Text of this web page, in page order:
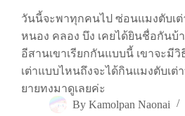
วันนี้จะพาทุกคนไป ซ่อนแมงตับเ
หนอง คลอง บึง เคยได้ยินชื่อกันบ้
อีสานเขาเรียกกันแบบนี้ เขาจะมี
เต่าแบบไหนถึงจะได้กินแมงตับเ
ยายทงมาดูเลยค่ะ
By Kamolpan Naonai